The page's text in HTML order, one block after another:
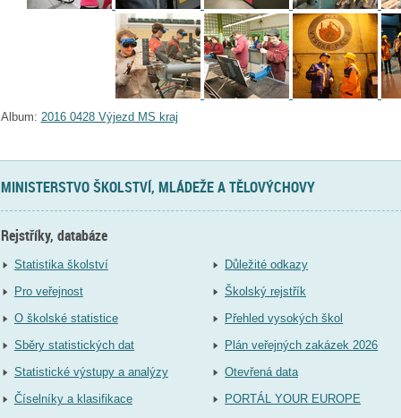
Album: 2016 0428 Výjezd MS kraj
MINISTERSTVO ŠKOLSTVÍ, MLÁDEŽE A TĚLOVÝCHOVY
Rejstříky, databáze
Statistika školství
Pro veřejnost
O školské statistice
Sběry statistických dat
Statistické výstupy a analýzy
Číselníky a klasifikace
Důležité odkazy
Školský rejstřík
Přehled vysokých škol
Plán veřejných zakázek 2026
Otevřená data
PORTÁL YOUR EUROPE